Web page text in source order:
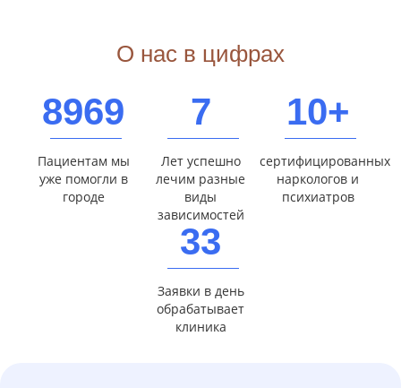
О нас в цифрах
8969
Пациентам мы
уже помогли в
городе
7
Лет успешно
лечим разные
виды
зависимостей
10+
сертифицированных
наркологов и
психиатров
33
Заявки в день
обрабатывает
клиника